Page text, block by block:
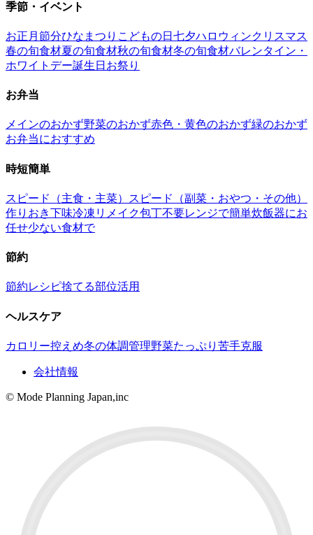
季節・イベント
お正月 節分ひなまつり こどもの日 七夕ハロウィンクリスマス
春の旬食材夏の旬食材秋の旬食材冬の旬食材バレンタイン・
ホワイトデー誕生日 お祭り
お弁当
メインのおかず野菜のおかず赤色・黄色のおかず緑のおかず
お弁当におすすめ
時短簡単
スピード（主食・主菜）
スピード（副菜・おやつ・その他）
作りおき下味冷凍 リメイク包丁不要レンジで簡単炊飯器にお
任せ少ない食材で
節約
節約レシピ捨てる部位活用
ヘルスケア
カロリー控えめ冬の体調管理野菜たっぷり 苦手克服
会社情報
© Mode Planning Japan,inc